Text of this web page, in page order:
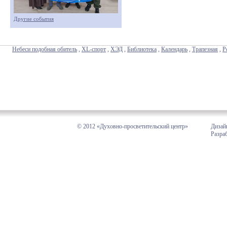
Другие события
Небеси подобная обитель , XL-спорт , ХЭД , Библиотека , Календарь , Трапезная ,
© 2012 «Духовно-просветительский центр»